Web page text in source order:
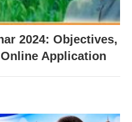
2024: Objectives,
Application